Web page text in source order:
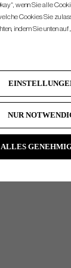
Tour-Niveau.
wenn Sie alle
Cookies Sie
indem Sie unten auf
NUR
ALLES